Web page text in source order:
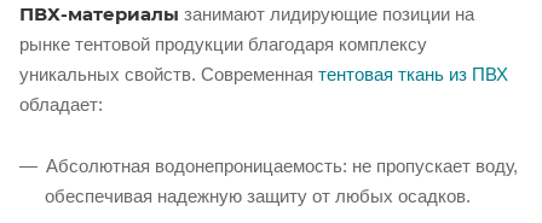
ПВХ-материалы занимают лидирующие позиции на
рынке тентовой продукции благодаря комплексу
уникальных свойств. Современная тентовая ткань из ПВХ
обладает:
Абсолютная водонепроницаемость: не пропускает воду,
обеспечивая надежную защиту от любых осадков.